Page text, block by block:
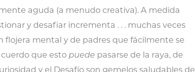
aguda (a menudo creativa). A medida
y desafiar incrementa . . . muchas veces
flojera mental y de padres que fácilmente se
que estopuede pasarse de la raya, de
y el Desafío son gemelos saludables de